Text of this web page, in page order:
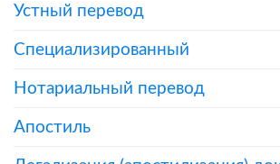
Устный перевод
Специализированный
Нотариальный перевод
Апостиль